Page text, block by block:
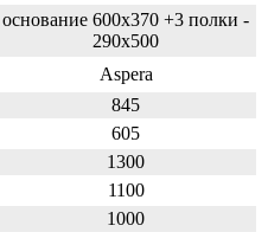
основание 600х370 +3 полки -
290х500
Aspera
845
605
1300
1100
1000